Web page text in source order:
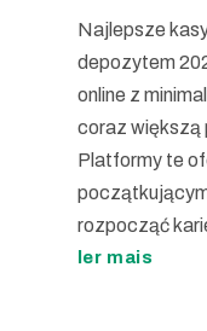
Najlepsze
depozytem
online z
coraz większą
Platformy te
rozpocząć
ler mais